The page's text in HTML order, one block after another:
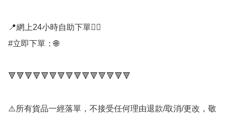
📍網上24小時自助下單👍🏻
#立即下單：🌐
🔻🔻🔻🔻🔻🔻🔻🔻🔻🔻🔻🔻🔻🔻🔻
⚠️所有貨品一經落單，不接受任何理由退款/取消/更改，敬